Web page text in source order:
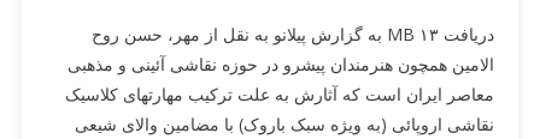
دریافت ۱۳ MB به گزارش پیلانو به نقل از مهر، حسن روح
الامین همچون هنرمندان پیشرو در حوزه نقاشی آئینی و مذهبی
معاصر ایران است که آثارش به علت ترکیب مهارتهای کلاسیک
نقاشی اروپائی (به ویژه سبک باروک) با مضامین والای شیعی